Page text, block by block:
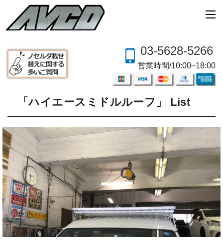
03-5628-5266
営業時間/10:00~18:00
「ハイエースミドルルーフ」 List